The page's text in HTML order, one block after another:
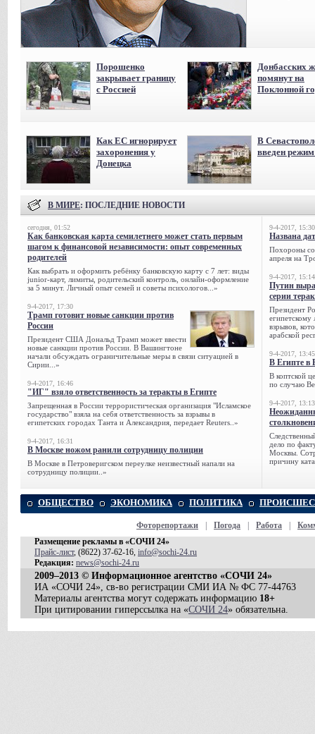
Порошенко
закрывает границу
с Россией
Донбасских
помянут на
Поклонной
Как ЕС игнорирует
захоронения у
Донецка
В
введен
В МИРЕ: ПОСЛЕДНИЕ НОВОСТИ
сегодня, 01:52
Как банковская карта семилетнего может стать первым
шагом к финансовой независимости: опыт современных
родителей
Как выбрать и оформить ребёнку банковскую карту с 7 лет: виды
junior-карт, лимиты, родительский контроль, онлайн-оформление
за 5 минут. Личный опыт семей и советы психологов...»
9-4-2017, 17:30
Трамп готовит новые санкции против
России
Президент США Дональд Трамп может ввести
новые санкции против России. В Вашингтоне
начали обсуждать ограничительные меры в связи ситуацией в
Сирии...»
9-4-2017, 16:46
"ИГ" взяло ответственность за теракты в Египте
Запрещенная в России террористическая организация "Исламское
государство" взяла на себя ответственность за взрывы в
египетских городах Танта и Александрия, передает Reuters..»
9-4-2017, 16:31
В Москве ножом ранили сотрудницу полиции
В Москве в Петроверигском переулке неизвестный напали на
сотрудницу полиции..»
9-4-2017, 15:30
Названа
Похороны
апреля на
9-4-2017, 15:14
Путин
серии
Президент
египетскому
взрывов,
арабской
9-4-2017, 13:45
В Египте в
В коптской
по случаю
9-4-2017, 13:13
дело по
Москвы.
причину
ОБЩЕСТВО ЭКОНОМИКА ПОЛИТИКА
Фоторепортажи Погода Работа
Размещение рекламы в «СОЧИ 24»
Прайс-лист, (8622) 37-62-16, info@sochi-24.ru
Редакция: news@sochi-24.ru
2009–2013 © Информационное агентство «СОЧИ 24»
ИА «СОЧИ 24», св-во регистрации СМИ ИА № ФС 77-44763
Материалы агентства могут содержать информацию 18+
При цитировании гиперссылка на «СОЧИ 24» обязательна.